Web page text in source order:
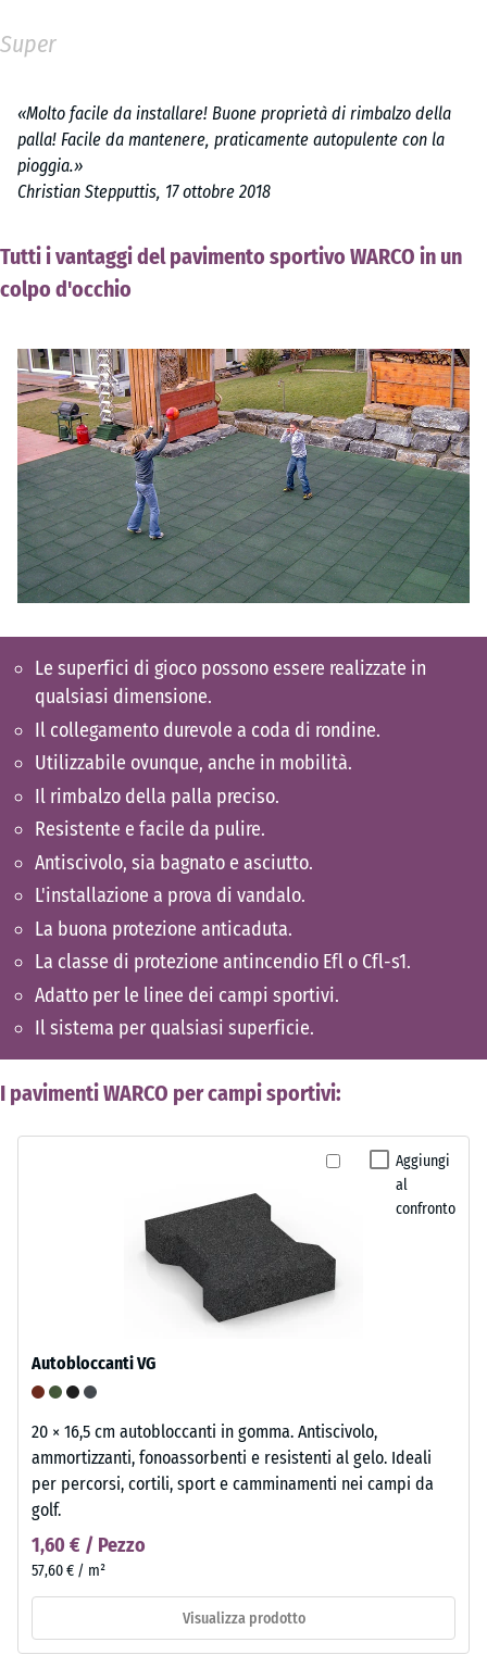
Super
«Molto facile da installare! Buone proprietà di rimbalzo della
palla! Facile da mantenere, praticamente autopulente con la
pioggia.»
Christian Stepputtis, 17 ottobre 2018
Tutti i vantaggi del pavimento sportivo WARCO in un
colpo d'occhio
Le superfici di gioco possono essere realizzate in
qualsiasi dimensione.
Il collegamento durevole a coda di rondine.
Utilizzabile ovunque, anche in mobilità.
Il rimbalzo della palla preciso.
Resistente e facile da pulire.
Antiscivolo, sia bagnato e asciutto.
L'installazione a prova di vandalo.
La buona protezione anticaduta.
La classe di protezione antincendio Efl o Cfl-s1.
Adatto per le linee dei campi sportivi.
Il sistema per qualsiasi superficie.
I pavimenti WARCO per campi sportivi:
Aggiungi
al
confronto
Autobloccanti VG
20 × 16,5 cm autobloccanti in gomma. Antiscivolo,
ammortizzanti, fonoassorbenti e resistenti al gelo. Ideali
per percorsi, cortili, sport e camminamenti nei campi da
golf.
1,60 € / Pezzo
57,60 € / m²
Visualizza prodotto